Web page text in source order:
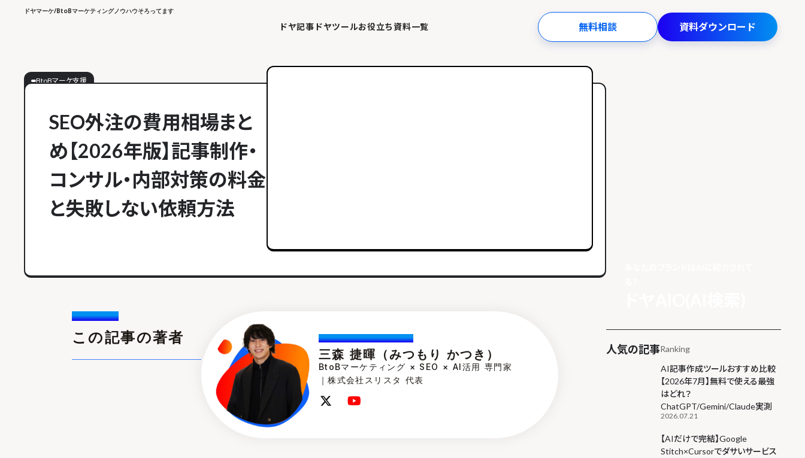
ドヤマーケ/BtoBマーケティングノウハウそろってます
ドヤ記事 ドヤツールお役立ち資料一覧 無料相談 資料ダウンロード
BtoBマーケ支援
SEO外注の費用相場まと
め【2026年版】記事制作・
コンサル・内部対策の料金
と失敗しない依頼方法
Writer /
この記事の著者 Katuski.Mitsumori
三森 捷暉（みつもり かつき）
BtoBマーケティング × SEO × AI活用 専門家
｜株式会社スリスタ 代表
人気の記事Ranking
AI記事作成ツールおすすめ比較
【2026年7月】無料で使える最強
はどれ？
ChatGPT/Gemini/Claude実測
2026.07.21
【AIだけで完結】Google
Stitch×Cursorでダサいサービス